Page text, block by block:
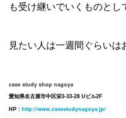
も受け継いでいくものとし
見たい人は一週間ぐらいは
case study shop nagoya
愛知県名古屋市中区栄3-33-28 Uビル2F
HP : http://www.casestudynagoya.jp/